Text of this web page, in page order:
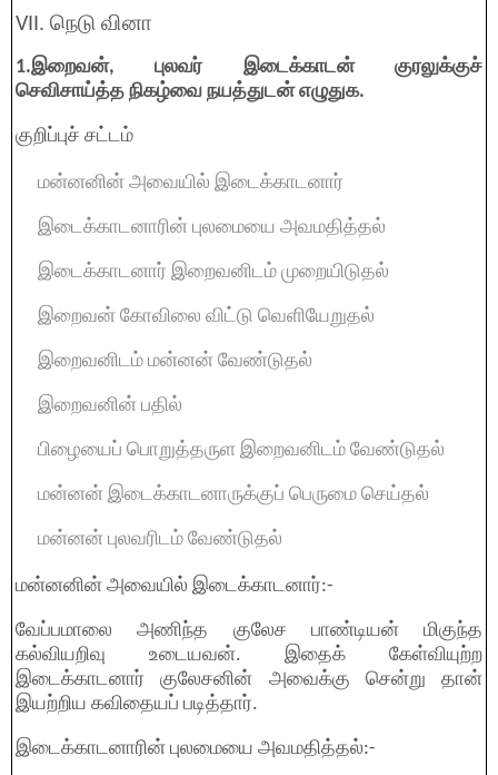
VII. நெடு வினா
1.இறைவன், புலவர் இடைக்காடன் குரலுக்குச்
செவிசாய்த்த நிகழ்வை நயத்துடன் எழுதுக.
குறிப்புச் சட்டம்
மன்னனின் அவையில் இடைக்காடனார்
இடைக்காடனாரின் புலமையை அவமதித்தல்
இடைக்காடனார் இறைவனிடம் முறையிடுதல்
இறைவன் கோவிலை விட்டு வெளியேறுதல்
இறைவனிடம் மன்னன் வேண்டுதல்
இறைவனின் பதில்
பிழையைப் பொறுத்தருள இறைவனிடம் வேண்டுதல்
மன்னன் இடைக்காடனாருக்குப் பெருமை செய்தல்
மன்னன் புலவரிடம் வேண்டுதல்
மன்னனின் அவையில் இடைக்காடனார்:-
வேப்பமாலை அணிந்த குலேச பாண்டியன் மிகுந்த
கல்வியறிவு உடையவன். இதைக் கேள்வியுற்ற
இடைக்காடனார் குலேசனின் அவைக்கு சென்று தான்
இயற்றிய கவிதையப் படித்தார்.
இடைக்காடனாரின் புலமையை அவமதித்தல்:-